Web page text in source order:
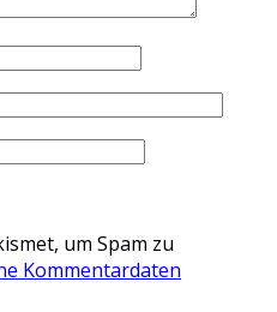
um Spam zu
Kommentardaten